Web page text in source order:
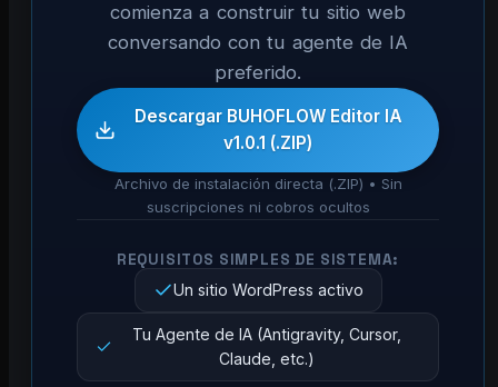
comienza a construir tu sitio web
conversando con tu agente de IA
preferido.
Descargar BUHOFLOW Editor IA
v1.0.1 (.ZIP)
Archivo de instalación directa (.ZIP) • Sin
suscripciones ni cobros ocultos
REQUISITOS SIMPLES DE SISTEMA:
Un sitio WordPress activo
Tu Agente de IA (Antigravity, Cursor,
Claude, etc.)